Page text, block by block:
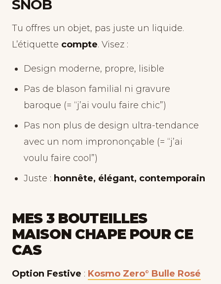
SNOB
Tu offres un objet, pas juste un liquide.
L’étiquette compte. Visez :
Design moderne, propre, lisible
Pas de blason familial ni gravure
baroque (= “j’ai voulu faire chic”)
Pas non plus de design ultra-tendance
avec un nom imprononçable (= “j’ai
voulu faire cool”)
Juste : honnête, élégant, contemporain
MES 3 BOUTEILLES
MAISON CHAPE POUR CE
CAS
Option Festive : Kosmo Zero° Bulle Rosé